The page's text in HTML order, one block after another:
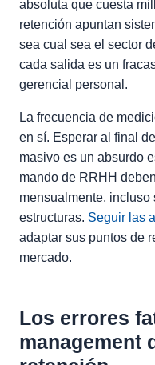
absoluta que cuesta
retención apuntan
sea cual sea el sector
cada salida es un
gerencial personal.
La frecuencia de
en sí. Esperar al final
masivo es un absurdo
mando de RRHH
mensualmente,
estructuras. Seguir las
adaptar sus puntos de
mercado.
Los errores
management